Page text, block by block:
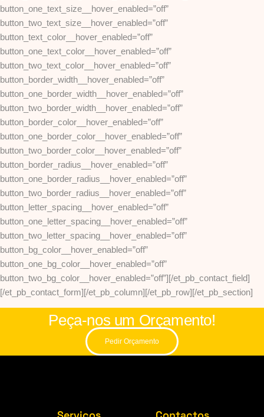
button_one_text_size__hover_enabled=”off”
button_two_text_size__hover_enabled=”off”
button_text_color__hover_enabled=”off”
button_one_text_color__hover_enabled=”off”
button_two_text_color__hover_enabled=”off”
button_border_width__hover_enabled=”off”
button_one_border_width__hover_enabled=”off”
button_two_border_width__hover_enabled=”off”
button_border_color__hover_enabled=”off”
button_one_border_color__hover_enabled=”off”
button_two_border_color__hover_enabled=”off”
button_border_radius__hover_enabled=”off”
button_one_border_radius__hover_enabled=”off”
button_two_border_radius__hover_enabled=”off”
button_letter_spacing__hover_enabled=”off”
button_one_letter_spacing__hover_enabled=”off”
button_two_letter_spacing__hover_enabled=”off”
button_bg_color__hover_enabled=”off”
button_one_bg_color__hover_enabled=”off”
button_two_bg_color__hover_enabled=”off”][/et_pb_contact_field]
[/et_pb_contact_form][/et_pb_column][/et_pb_row][/et_pb_section]
Peça-nos um Orçamento!
Pedir Orçamento